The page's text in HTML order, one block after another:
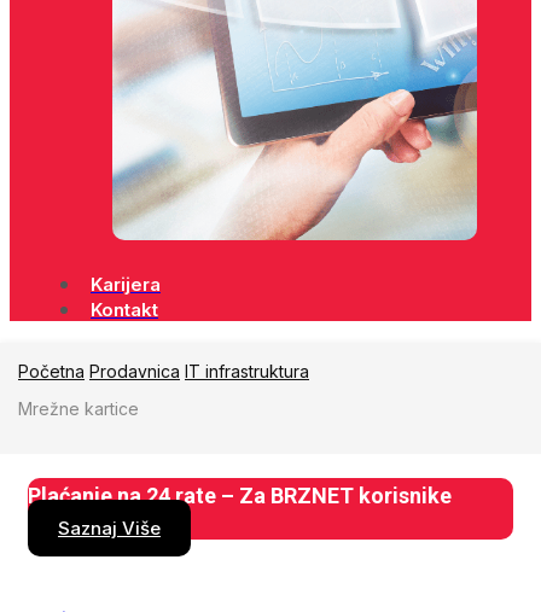
Karijera
Kontakt
Početna Prodavnica IT infrastruktura
Mrežne kartice
Plaćanje na 24 rate – Za BRZNET korisnike
Saznaj Više